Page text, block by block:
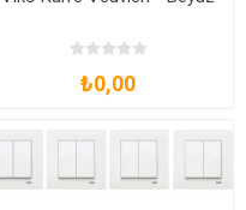
₺0,00